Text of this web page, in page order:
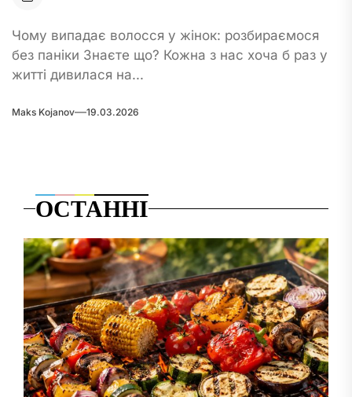
Чому випадає волосся у жінок: розбираємося
без паніки Знаєте що? Кожна з нас хоча б раз у
житті дивилася на...
Maks Kojanov 19.03.2026
ОСТАННІ